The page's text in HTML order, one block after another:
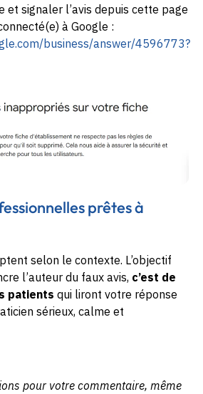
et signaler l’avis depuis cette page
à Google :
business/answer/4596773?
prêtes à
selon le contexte. L’objectif
l’auteur du faux avis, c’est de
patients qui liront votre réponse
sérieux, calme et
pour votre commentaire, même